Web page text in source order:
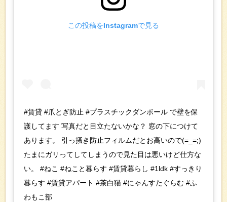
この投稿をInstagramで見る
#賃貸 #爪とぎ防止 #プラスチックダンボール で壁を保
護してます 写真だと目立たないかな？ 窓の下につけて
あります。 引っ掻き防止フィルムだとお高いので(=_=;)
たまにガリってしてしまうので見た目は悪いけど仕方な
い。 #ねこ #ねこと暮らす #賃貸暮らし #1ldk #すっきり
暮らす #賃貸アパート #茶白猫 #にゃんすたぐらむ #ふ
わもこ部